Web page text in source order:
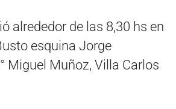
alrededor de las 8,30 hs en
esquina Jorge
Miguel Muñoz, Villa Carlos